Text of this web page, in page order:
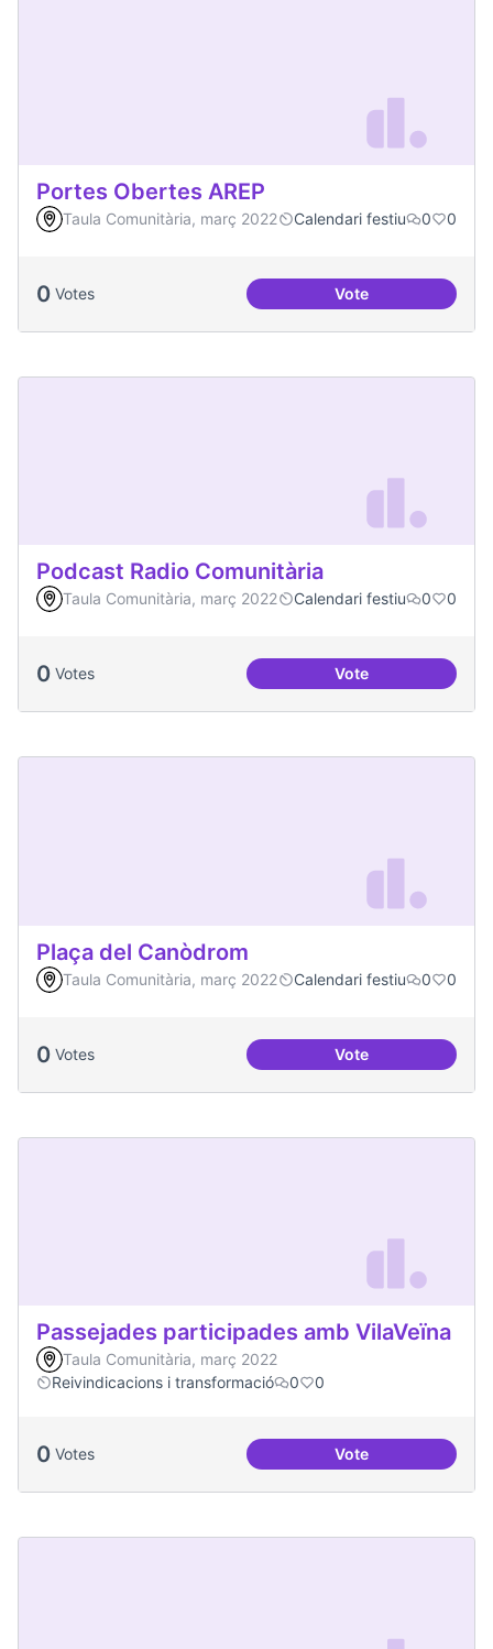
Portes Obertes AREP
Taula Comunitària, març 2022 Calendari festiu 0 0
0 Votes VotePortes Obertes
Podcast Radio Comunitària
Taula Comunitària, març 2022 Calendari festiu 0 0
0 Votes VotePodcast Radio
Plaça del Canòdrom
Taula Comunitària, març 2022 Calendari festiu 0 0
0 Votes VotePlaça del
Passejades participades amb VilaVeïna
Taula Comunitària, març 2022
Reivindicacions i transformació
0 0
0 Votes VotePassejades